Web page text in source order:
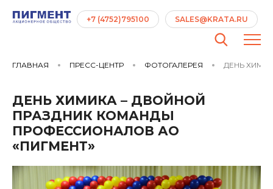
+7 (4752)795100 SALES@KRATA.RU
ГЛАВНАЯ ПРЕСС-ЦЕНТР ФОТОГАЛЕРЕЯ ДЕНЬ
ДЕНЬ ХИМИКА – ДВОЙНОЙ
ПРАЗДНИК КОМАНДЫ
ПРОФЕССИОНАЛОВ АО
«ПИГМЕНТ»